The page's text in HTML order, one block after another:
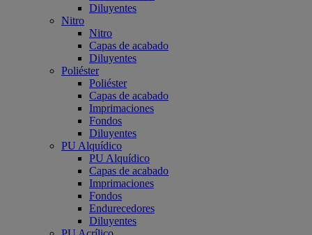
Diluyentes
Nitro
Nitro
Capas de acabado
Diluyentes
Poliéster
Poliéster
Capas de acabado
Imprimaciones
Fondos
Diluyentes
PU Alquídico
PU Alquídico
Capas de acabado
Imprimaciones
Fondos
Endurecedores
Diluyentes